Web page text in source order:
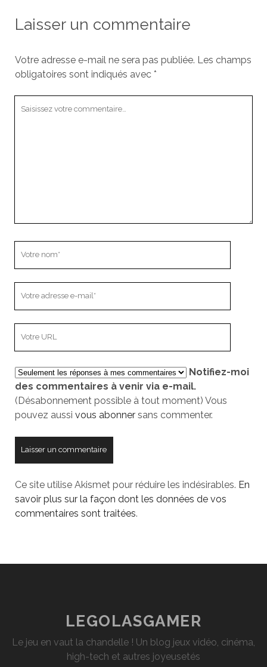
Laisser un commentaire
Votre adresse e-mail ne sera pas publiée. Les champs
obligatoires sont indiqués avec *
mail
votre
site
Notifiez-moi
des commentaires à venir via e-mail.
(Désabonnement possible à tout moment) Vous
pouvez aussi vous abonnersans commenter.
Ce site utilise Akismet pour réduire les indésirables. En
savoir plus sur la façon dont les données de vos
commentaires sont traitées.
LEGOLASGAMER
Le jeu en vaut la chandelle ! Un blog jeux vidéo, cinéma,
high-tech et autres joyeusetés